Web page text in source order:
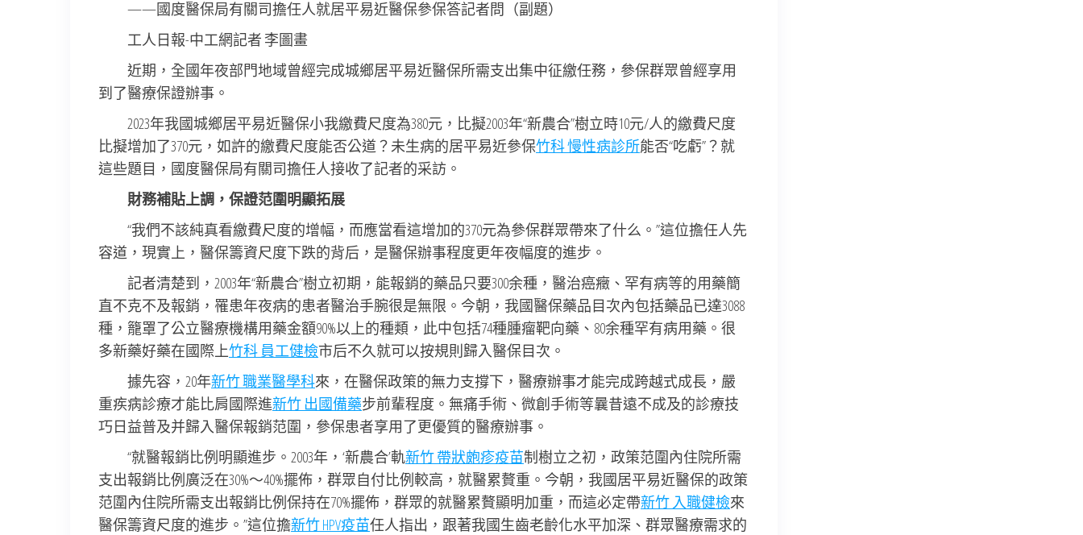
——國度醫保局有關司擔任人就居平易近醫保參保答記者問（副題）
工人日報-中工網記者 李圖畫
近期，全國年夜部門地域曾經完成城鄉居平易近醫保所需支出集中征繳任務，參保群眾曾經享用
到了醫療保證辦事。
2023年我國城鄉居平易近醫保小我繳費尺度為380元，比擬2003年“新農合”樹立時10元/人的繳費尺度
比擬增加了370元，如許的繳費尺度能否公道？未生病的居平易近參保竹科 慢性病診所能否“吃虧”？就
這些題目，國度醫保局有關司擔任人接收了記者的采訪。
財務補貼上調，保證范圍明顯拓展
“我們不該純真看繳費尺度的增幅，而應當看這增加的370元為參保群眾帶來了什么。”這位擔任人先
容道，現實上，醫保籌資尺度下跌的背后，是醫保辦事程度更年夜幅度的進步。
記者清楚到，2003年“新農合”樹立初期，能報銷的藥品只要300余種，醫治癌癥、罕有病等的用藥簡
直不克不及報銷，罹患年夜病的患者醫治手腕很是無限。今朝，我國醫保藥品目次內包括藥品已達3088
種，籠罩了公立醫療機構用藥金額90%以上的種類，此中包括74種腫瘤靶向藥、80余種罕有病用藥。很
多新藥好藥在國際上竹科 員工健檢市后不久就可以按規則歸入醫保目次。
據先容，20年新竹 職業醫學科來，在醫保政策的無力支撐下，醫療辦事才能完成跨越式成長，嚴
重疾病診療才能比肩國際進新竹 出國備藥步前輩程度。無痛手術、微創手術等曩昔遠不成及的診療技
巧日益普及并歸入醫保報銷范圍，參保患者享用了更優質的醫療辦事。
“就醫報銷比例明顯進步。2003年，‘新農合’軌新竹 帶狀皰疹疫苗制樹立之初，政策范圍內住院所需
支出報銷比例廣泛在30%～40%擺佈，群眾自付比例較高，就醫累贅重。今朝，我國居平易近醫保的政策
范圍內住院所需支出報銷比例保持在70%擺佈，群眾的就醫累贅顯明加重，而這必定帶新竹 入職健檢來
醫保籌資尺度的進步。”這位擔新竹 HPV疫苗任人指出，跟著我國生齒老齡化水平加深、群眾醫療需求的